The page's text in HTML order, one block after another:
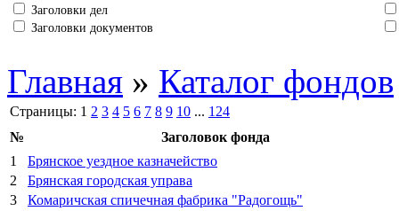
Заголовки дел
Заголовки документов
Главная » Каталог фондов
Страницы: 1 2 3 4 5 6 7 8 9 10 ... 124
№
Заголовок фонда
1
Брянское уездное казначейство
2
Брянская городская управа
3
Комаричская спичечная фабрика "Радогощь"